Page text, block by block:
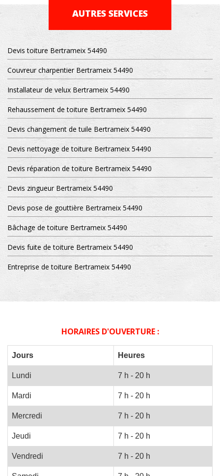
AUTRES SERVICES
Devis toiture Bertrameix 54490
Couvreur charpentier Bertrameix 54490
Installateur de velux Bertrameix 54490
Rehaussement de toiture Bertrameix 54490
Devis changement de tuile Bertrameix 54490
Devis nettoyage de toiture Bertrameix 54490
Devis réparation de toiture Bertrameix 54490
Devis zingueur Bertrameix 54490
Devis pose de gouttière Bertrameix 54490
Bâchage de toiture Bertrameix 54490
Devis fuite de toiture Bertrameix 54490
Entreprise de toiture Bertrameix 54490
HORAIRES D'OUVERTURE :
Jours Heures
Lundi 7 h - 20 h
Mardi 7 h - 20 h
Mercredi 7 h - 20 h
Jeudi 7 h - 20 h
Vendredi 7 h - 20 h